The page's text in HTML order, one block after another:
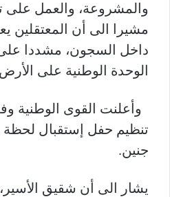
والمشروعة، والعمل على
مشيرا الى أن المعتقلين
داخل السجون، مشددا
الوحدة الوطنية على
وأعلنت القوى الوطنية
تنظيم حفل إستقبال
جنين.
يشار الى أن شقيق